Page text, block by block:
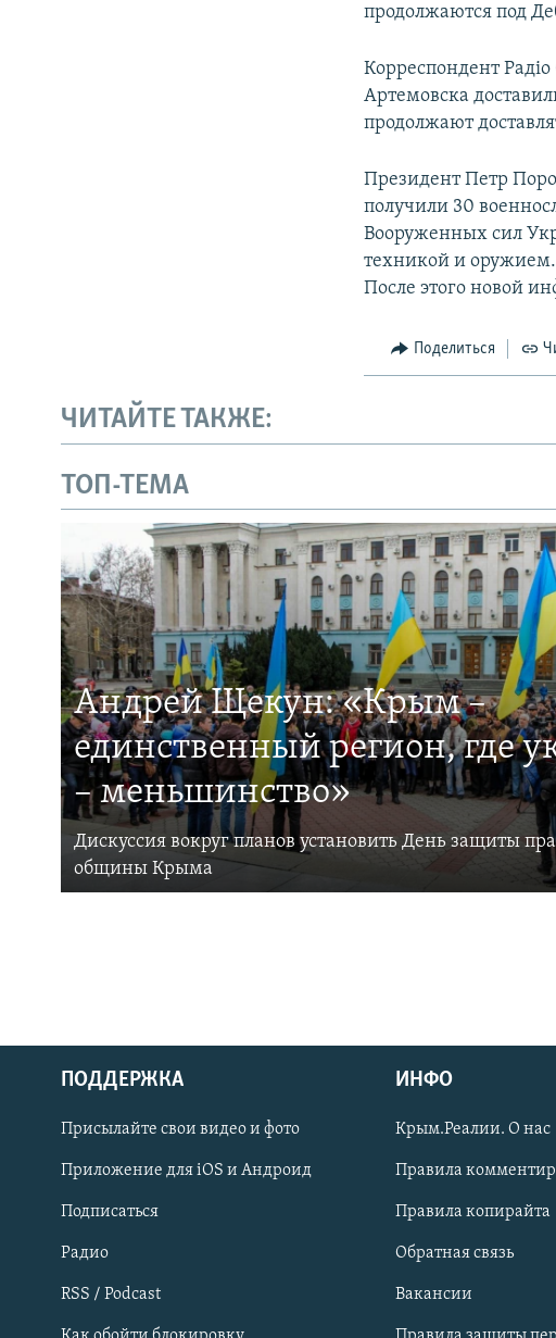
Українською
Qırımtatar
ПРИСОЕДИНЯЙТЕСЬ!
продолжаются под
Корреспондент
Артемовска
продолжают
Президент Петр
получили 30
Вооруженных сил
техникой и
После этого новой
Поделиться
ЧИТАЙТЕ ТАКЖЕ:
ТОП-ТЕМА
Андрей Щекун: «Крым –
единственный регион, где
– меньшинство»
Дискуссия вокруг планов установить День защиты
общины Крыма
ПОДДЕРЖКА
Присылайте свои видео и фото
Приложение для iOS и Андроид
Подписаться
Радио
RSS / Podcast
ИНФО
Крым.Реалии. О нас
Правила
Правила копирайта
Обратная связь
Вакансии